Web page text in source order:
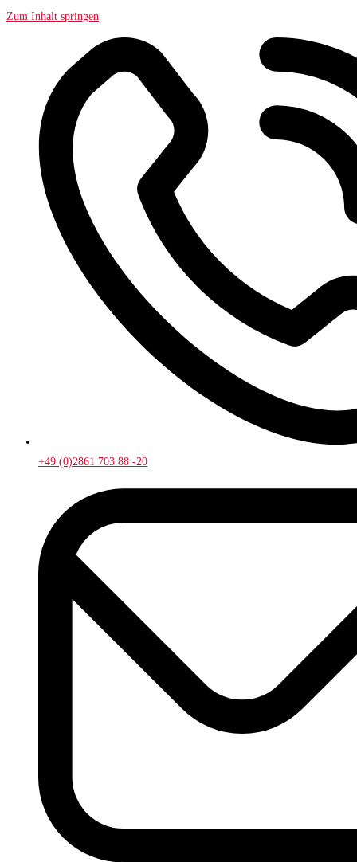
Zum Inhalt springen
+49 (0)2861 703 88 -20